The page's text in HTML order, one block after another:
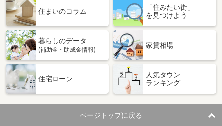
住まいのコラム
「住みたい街」
を見つけよう
暮らしのデータ
(補助金・助成金情報)
家賃相場
住宅ローン
人気タウン
ランキング
ページトップに戻る